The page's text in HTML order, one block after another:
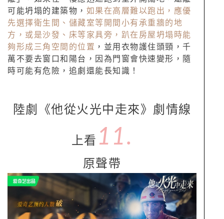
可能坍塌的建築物， 如果在高層難以跑出，應優
先選擇衛生間、儲藏室等開間小有承重牆的地
方，或是沙發、床等家具旁，趴在房屋坍塌時能
夠形成三角空間的位置 ，並用衣物護住頭頸，千
萬不要去窗口和陽台，因為門窗會快速變形，隨
時可能有危險，追劇還能長知識！
陸劇《他從火光中走來》劇情線
上看 11.
原聲帶